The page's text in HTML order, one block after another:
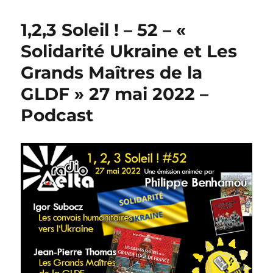
1,2,3 Soleil ! – 52 – «
Solidarité Ukraine et Les
Grands Maîtres de la
GLDF » 27 mai 2022 –
Podcast